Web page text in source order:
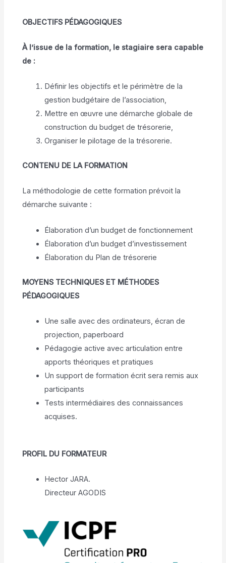
OBJECTIFS PÉDAGOGIQUES
À l’issue de la formation, le stagiaire sera capable
de :
Définir les objectifs et le périmètre de la
gestion budgétaire de l’association,
Mettre en œuvre une démarche globale de
construction du budget de trésorerie,
Organiser le pilotage de la trésorerie.
CONTENU DE LA FORMATION
La méthodologie de cette formation prévoit la
démarche suivante :
Élaboration d’un budget de fonctionnement
Élaboration d’un budget d’investissement
Élaboration du Plan de trésorerie
MOYENS TECHNIQUES ET MÉTHODES
PÉDAGOGIQUES
Une salle avec des ordinateurs, écran de
projection, paperboard
Pédagogie active avec articulation entre
apports théoriques et pratiques
Un support de formation écrit sera remis aux
participants
Tests intermédiaires des connaissances
acquises.
PROFIL DU FORMATEUR
Hector JARA.
Directeur AGODIS